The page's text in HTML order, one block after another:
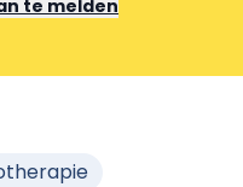
te melden